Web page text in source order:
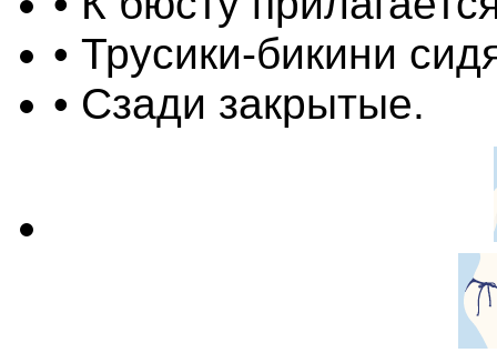
• Трусики-бикини
• Сзади закрытые.